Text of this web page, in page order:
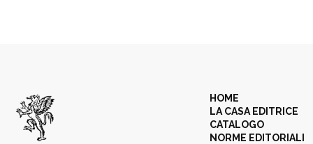
HOME
LA CASA EDITRICE
CATALOGO
NORME EDITORIALI